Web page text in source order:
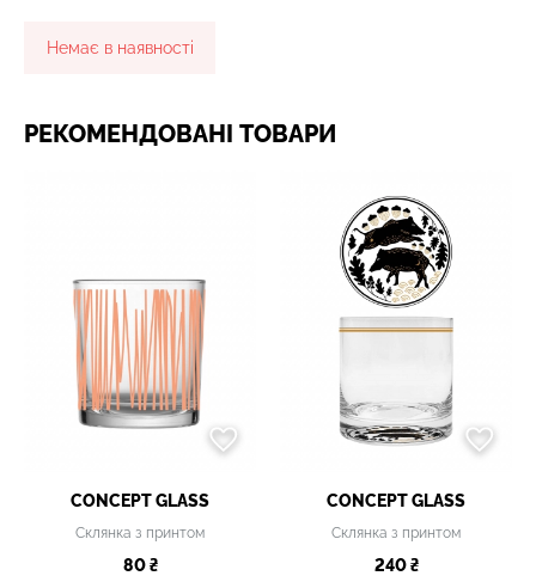
Немає в наявності
РЕКОМЕНДОВАНІ ТОВАРИ
CONCEPT GLASS
Склянка з принтом
80 ₴
CONCEPT GLASS
Склянка з принтом
240 ₴